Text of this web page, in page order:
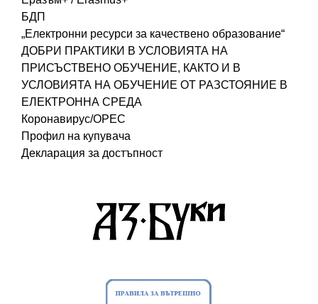
БДП
„Електронни ресурси за качествено образование“
ДОБРИ ПРАКТИКИ В УСЛОВИЯТА НА
ПРИСЪСТВЕНО ОБУЧЕНИЕ, КАКТО И В
УСЛОВИЯТА НА ОБУЧЕНИЕ ОТ РАЗСТОЯНИЕ В
ЕЛЕКТРОННА СРЕДА
Коронавирус/ОРЕС
Профил на купувача
Декларация за достъпност